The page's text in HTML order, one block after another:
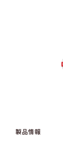
製品情報